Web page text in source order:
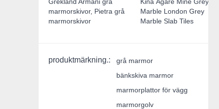
Grekland Armani grå
marmorskivor, Pietra grå
marmorskivor
Kina Ägare Mine Grey
Marble London Grey
Marble Slab Tiles
produktmärkning.:
grå marmor
bänkskiva marmor
marmorplattor för vägg
marmorgolv